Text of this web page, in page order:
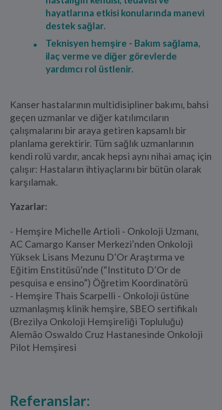
hayatlarına etkisi konularında manevi
destek sağlar.
Teknisyen hemşire - Bakım sağlama,
ilaç verme ve diğer görevlerde
yardımcı rol üstlenir.
Kanser hastalarının multidisipliner bakımı, bahsi
geçen uzmanlar ve diğer katılımcıların
çalışmalarını bir araya getiren kapsamlı bir
planlama gerektirir. Tüm sağlık uzmanlarının
kendi rolü vardır, ancak hepsi aynı nihai amaç için
çalışır: Hastaların ihtiyaçlarını bir bütün olarak
karşılamak.
Yazarlar:
- Hemşire Michelle Artioli - Onkoloji Uzmanı,
AC Camargo Kanser Merkezi’nden Onkoloji
Yüksek Lisans Mezunu D’Or Araştırma ve
Eğitim Enstitüsü’nde (“Instituto D’Or de
pesquisa e ensino”) Öğretim Koordinatörü
- Hemşire Thais Scarpelli - Onkoloji üstüne
uzmanlaşmış klinik hemşire, SBEO sertifikalı
(Brezilya Onkoloji Hemşireliği Topluluğu)
Alemão Oswaldo Cruz Hastanesinde Onkoloji
Pilot Hemşiresi
Referanslar: